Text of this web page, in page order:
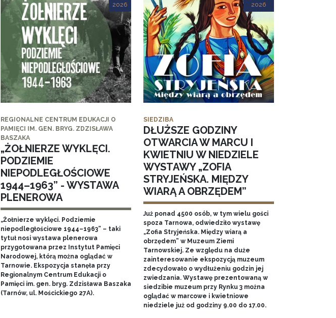
2026
REGIONALNE CENTRUM EDUKACJI O
PAMIĘCI IM. GEN. BRYG. ZDZISŁAWA
BASZAKA
„ŻOŁNIERZE WYKLĘCI.
PODZIEMIE
NIEPODLEGŁOŚCIOWE
1944–1963” - WYSTAWA
PLENEROWA
„Żołnierze wyklęci. Podziemie
niepodległościowe 1944–1963” – taki
tytuł nosi wystawa plenerowa
przygotowana przez Instytut Pamięci
Narodowej, którą można oglądać w
Tarnowie. Ekspozycja stanęła przy
Regionalnym Centrum Edukacji o
Pamięci im. gen. bryg. Zdzisława Baszaka
(Tarnów, ul. Mościckiego 27A).
2026
SIEDZIBA
DŁUŻSZE GODZINY
OTWARCIA W MARCU I
KWIETNIU W NIEDZIELE
WYSTAWY „ZOFIA
STRYJEŃSKA. MIĘDZY
WIARĄ A OBRZĘDEM”
Już ponad 4500 osób, w tym wielu gości
spoza Tarnowa, odwiedziło wystawę
„Zofia Stryjeńska. Między wiarą a
obrzędem” w Muzeum Ziemi
Tarnowskiej. Ze względu na duże
zainteresowanie ekspozycją muzeum
zdecydowało o wydłużeniu godzin jej
zwiedzania. Wystawę prezentowaną w
siedzibie muzeum przy Rynku 3 można
oglądać w marcowe i kwietniowe
niedziele już od godziny 9.00 do 17.00.